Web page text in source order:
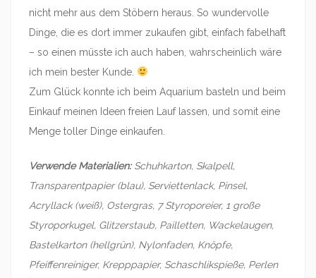
nicht mehr aus dem Stöbern heraus. So wundervolle
Dinge, die es dort immer zukaufen gibt, einfach fabelhaft
– so einen müsste ich auch haben, wahrscheinlich wäre
ich mein bester Kunde.
Zum Glück konnte ich beim Aquarium basteln und beim
Einkauf meinen Ideen freien Lauf lassen, und somit eine
Menge toller Dinge einkaufen.
Verwende Materialien:Schuhkarton, Skalpell,
Transparentpapier (blau), Serviettenlack, Pinsel,
Acryllack (weiß), Ostergras, 7 Styroporeier, 1 große
Styroporkugel, Glitzerstaub, Pailletten, Wackelaugen,
Bastelkarton (hellgrün), Nylonfaden, Knöpfe,
Pfeiffenreiniger, Krepppapier, Schaschlikspieße, Perlen